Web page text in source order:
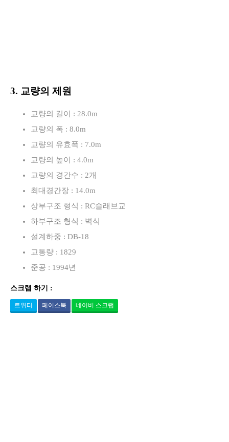
3. 교량의 제원
교량의 길이 : 28.0m
교량의 폭 : 8.0m
교량의 유효폭 : 7.0m
교량의 높이 : 4.0m
교량의 경간수 : 2개
최대경간장 : 14.0m
상부구조 형식 : RC슬래브교
하부구조 형식 : 벽식
설계하중 : DB-18
교통량 : 1829
준공 : 1994년
스크랩 하기 :
트위터 페이스북 네이버 스크랩